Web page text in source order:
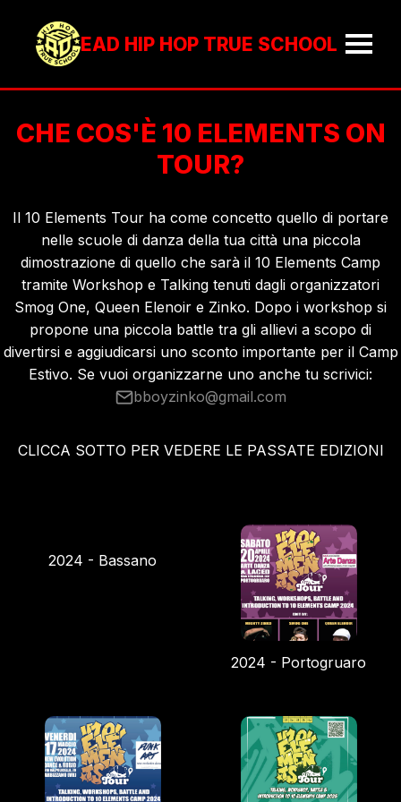
EAD HIP HOP TRUE SCHOOL
CHE COS'È 10 ELEMENTS ON
TOUR?
Il 10 Elements Tour ha come concetto quello di portare
nelle scuole di danza della tua città una piccola
dimostrazione di quello che sarà il 10 Elements Camp
tramite Workshop e Talking tenuti dagli organizzatori
Smog One, Queen Elenoir e Zinko. Dopo i workshop si
propone una piccola battle tra gli allievi a scopo di
divertirsi e aggiudicarsi uno sconto importante per il Camp
Estivo. Se vuoi organizzarne uno anche tu scrivici:
bboyzinko@gmail.com
CLICCA SOTTO PER VEDERE LE PASSATE EDIZIONI
2024 - Bassano
2024 - Portogruaro